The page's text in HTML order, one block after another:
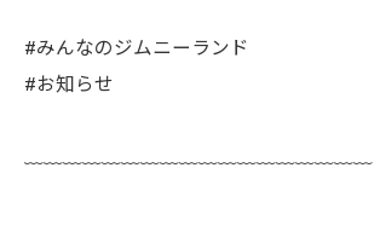
#みんなのジムニーランド
#お知らせ
﹏﹏﹏﹏﹏﹏﹏﹏﹏﹏﹏﹏﹏﹏﹏﹏﹏﹏